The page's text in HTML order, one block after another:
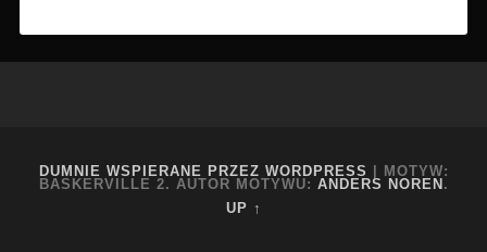
DUMNIE WSPIERANE PRZEZ WORDPRESS
MOTYW:
BASKERVILLE 2. AUTOR MOTYWU: ANDERS NOREN .
UP ↑